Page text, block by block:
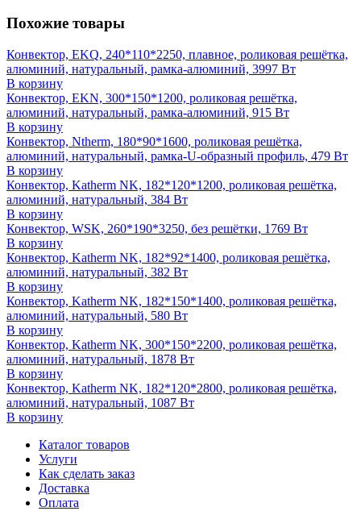
Похожие товары
Конвектор, EKQ, 240*110*2250, плавное, роликовая решётка,
алюминий, натуральный, рамка-алюминий, 3997 Вт
В корзину
Конвектор, EKN, 300*150*1200, роликовая решётка,
алюминий, натуральный, рамка-алюминий, 915 Вт
В корзину
Конвектор, Ntherm, 180*90*1600, роликовая решётка,
алюминий, натуральный, рамка-U-образный профиль, 479 Вт
В корзину
Конвектор, Katherm NK, 182*120*1200, роликовая решётка,
алюминий, натуральный, 384 Вт
В корзину
Конвектор, WSK, 260*190*3250, без решётки, 1769 Вт
В корзину
Конвектор, Katherm NK, 182*92*1400, роликовая решётка,
алюминий, натуральный, 382 Вт
В корзину
Конвектор, Katherm NK, 182*150*1400, роликовая решётка,
алюминий, натуральный, 580 Вт
В корзину
Конвектор, Katherm NK, 300*150*2200, роликовая решётка,
алюминий, натуральный, 1878 Вт
В корзину
Конвектор, Katherm NK, 182*120*2800, роликовая решётка,
алюминий, натуральный, 1087 Вт
В корзину
Каталог товаров
Услуги
Как сделать заказ
Доставка
Оплата